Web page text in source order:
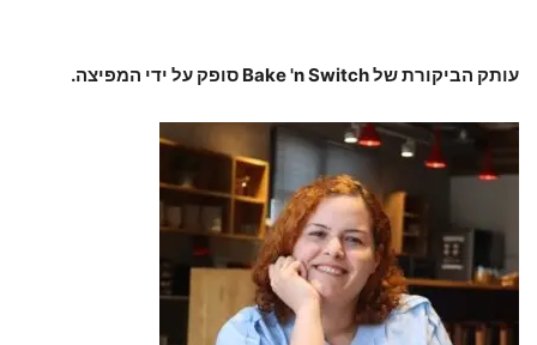
עותק הביקורת של Bake 'n Switch סופק על ידי המפיצה.